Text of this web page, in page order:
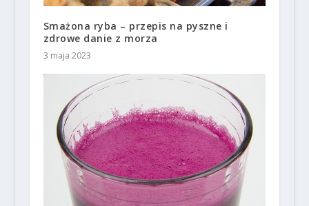
Smażona ryba – przepis na pyszne i
zdrowe danie z morza
3 maja 2023